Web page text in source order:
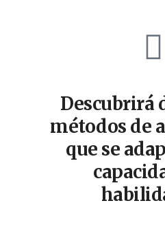
Descubrirá
métodos de
que se